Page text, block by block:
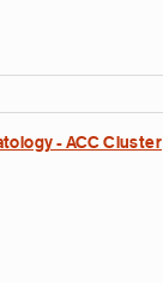
- ACC Cluster